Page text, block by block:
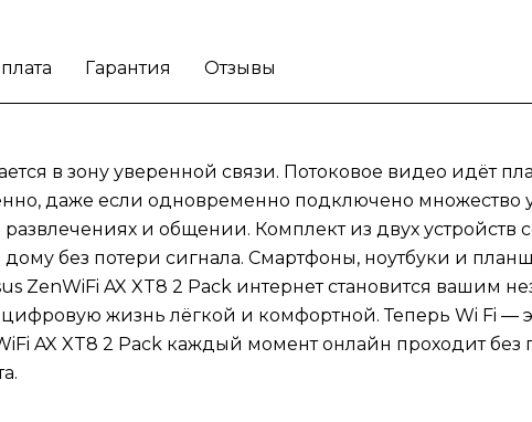
Гарантия Отзывы
в зону уверенной связи. Потоковое видео идёт
даже если одновременно подключено множество
и общении. Комплект из двух устройств
без потери сигнала. Смартфоны, ноутбуки и
ZenWiFi AX XT8 2 Pack интернет становится вашим
жизнь лёгкой и комфортной. Теперь Wi Fi —
AX XT8 2 Pack каждый момент онлайн проходит